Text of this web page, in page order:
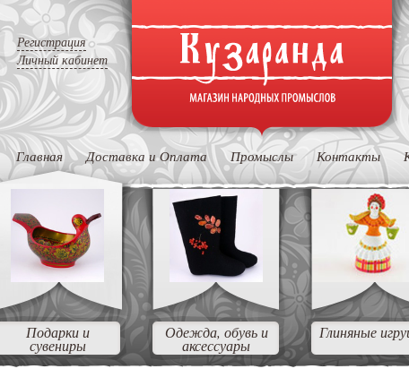
Регистрация
Личный кабинет
Главная Доставка и Оплата Промыслы Контакты
Подарки и
сувениры
Одежда, обувь и
аксессуары
Глиняные